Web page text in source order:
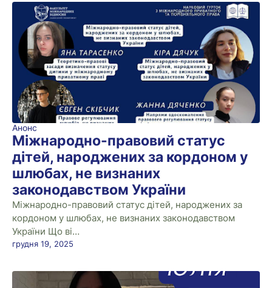
Анонс
Міжнародно-правовий статус
дітей, народжених за кордоном у
шлюбах, не визнаних
законодавством України
Міжнародно-правовий статус дітей, народжених за
кордоном у шлюбах, не визнаних законодавством
України Що ві…
грудня 19, 2025